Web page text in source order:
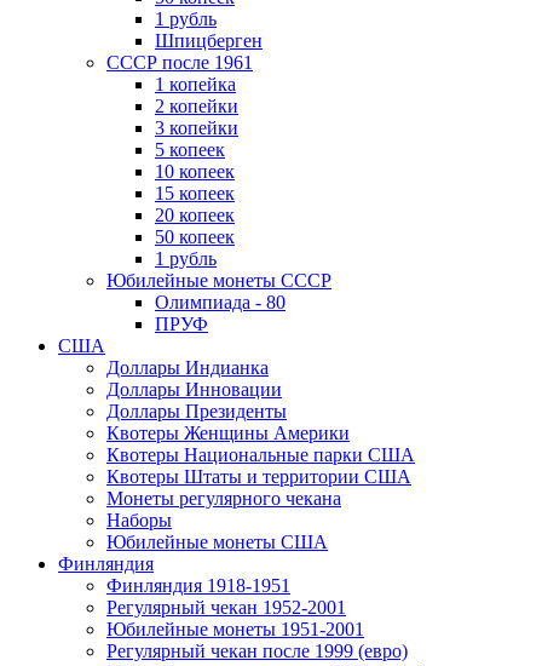
1 рубль
Шпицберген
СССР после 1961
1 копейка
2 копейки
3 копейки
5 копеек
10 копеек
15 копеек
20 копеек
50 копеек
1 рубль
Юбилейные монеты СССР
Олимпиада - 80
ПРУФ
США
Доллары Индианка
Доллары Инновации
Доллары Президенты
Квотеры Женщины Америки
Квотеры Национальные парки США
Квотеры Штаты и территории США
Монеты регулярного чекана
Наборы
Юбилейные монеты США
Финляндия
Финляндия 1918-1951
Регулярный чекан 1952-2001
Юбилейные монеты 1951-2001
Регулярный чекан после 1999 (евро)